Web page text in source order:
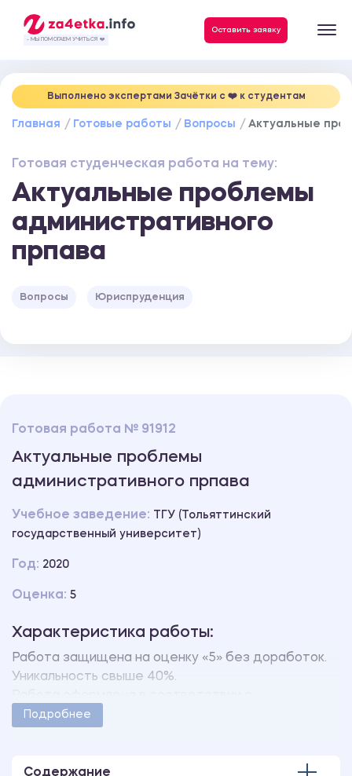
- МЫ ПОМОГАЕМ УЧИТЬСЯ ❤️
Оставить заявку
Выполнено экспертами Зачётки c ❤️ к студентам
Главная Готовые работы Вопросы Актуальные
Готовая студенческая работа на тему:
Актуальные проблемы
административного
прпава
Вопросы Юриспруденция
Готовая работа № 91912
Актуальные проблемы
административного прпава
Учебное заведение:
ТГУ (Тольяттинский
государственный университет)
Год: 2020
Оценка: 5
Характеристика работы:
Работа защищена на оценку «5» без доработок.
Уникальность свыше 40%.
методическими указаниями учебного заведения.
Подробнее
Содержание